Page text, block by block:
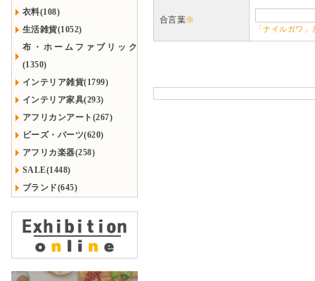
衣料(108)
生活雑貨(1052)
布・ホームファブリック
(1350)
インテリア雑貨(1799)
インテリア家具(293)
アフリカンアート(267)
ビーズ・パーツ(620)
アフリカ楽器(258)
SALE(1448)
ブランド(645)
合言葉※
「ナイルガワ